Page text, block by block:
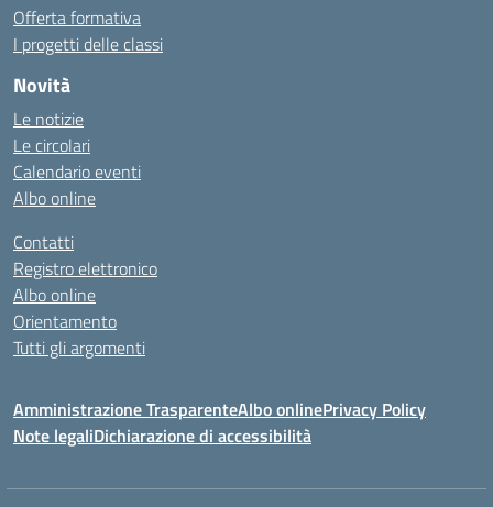
Offerta formativa
I progetti delle classi
Novità
Le notizie
Le circolari
Calendario eventi
Albo online
Contatti
Registro elettronico
Albo online
Orientamento
Tutti gli argomenti
Amministrazione TrasparenteAlbo onlinePrivacy Policy
Note legaliDichiarazione di accessibilità